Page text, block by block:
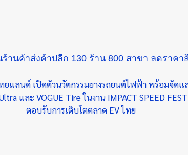
านค้าส่งค้าปลีก 130 ร้าน 800 สาขา ลดราค